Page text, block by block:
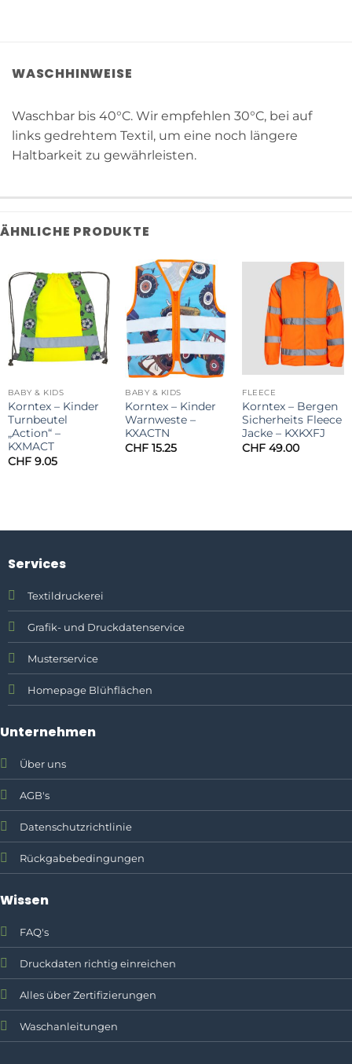
WASCHHINWEISE
Waschbar bis 40°C. Wir empfehlen 30°C, bei auf
links gedrehtem Textil, um eine noch längere
Haltbarkeit zu gewährleisten.
ÄHNLICHE PRODUKTE
BABY & KIDS
Korntex – Kinder
Turnbeutel
„Action“ –
KXMACT
CHF9.05
BABY & KIDS
Korntex – Kinder
Warnweste –
KXACTN
CHF 15.25
FLEECE
Korntex – Bergen
Sicherheits Fleece
Jacke – KXKXFJ
CHF 49.00
Services
Textildruckerei
Grafik- und Druckdatenservice
Musterservice
Homepage Blühflächen
Unternehmen
Über uns
AGB's
Datenschutzrichtlinie
Rückgabebedingungen
Wissen
FAQ's
Druckdaten richtig einreichen
Alles über Zertifizierungen
Waschanleitungen